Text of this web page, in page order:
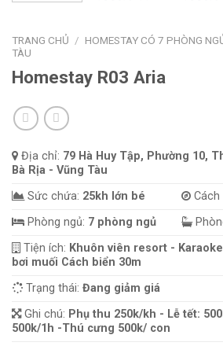
TRANG CHỦ / HOMESTAY CÓ 7 PHÒNG
TÀU
Homestay R03 Aria
Địa chỉ: 79 Hà Huy Tập, Phường 10,
Bà Rịa - Vũng Tàu
Sức chứa: 25kh lớn bé Cách
Phòng ngủ: 7 phòng ngủ
Tiện ích: Khuôn viên resort -
bơi muối Cách biển 30m
Trạng thái: Đang giảm giá
Ghi chú: Phụ thu 250k/kh - Lễ tết:
500k/1h -Thú cưng 500k/ con